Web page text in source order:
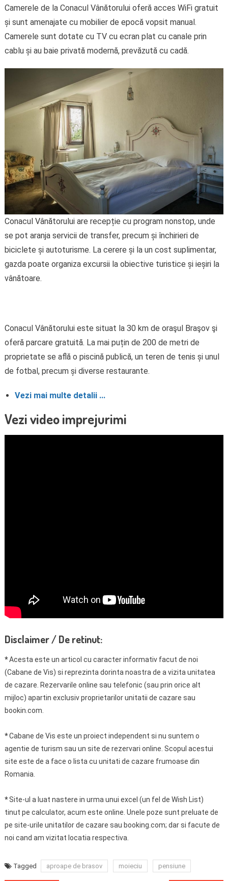
Camerele de la Conacul Vânătorului oferă acces WiFi gratuit
și sunt amenajate cu mobilier de epocă vopsit manual.
Camerele sunt dotate cu TV cu ecran plat cu canale prin
cablu și au baie privată modernă, prevăzută cu cadă.
Conacul Vânătorului are recepție cu program nonstop, unde
se pot aranja servicii de transfer, precum și închirieri de
biciclete și autoturisme. La cerere și la un cost suplimentar,
gazda poate organiza excursii la obiective turistice și ieșiri la
vânătoare.
Conacul Vânătorului este situat la 30 km de oraşul Braşov şi
oferă parcare gratuită. La mai puțin de 200 de metri de
proprietate se află o piscină publică, un teren de tenis și unul
de fotbal, precum și diverse restaurante.
Vezi mai multe detalii …
Vezi video imprejurimi
Disclaimer / De retinut:
*Acesta este un articol cu caracter informativ facut de noi
(Cabane de Vis) si reprezinta dorinta noastra de a vizita unitatea
de cazare. Rezervarile online sau telefonic (sau prin orice alt
mijloc) apartin exclusiv proprietarilor unitatii de cazare sau
bookin.com.
*Cabane de Vis este un proiect independent si nu suntem o
agentie de turism sau un site de rezervari online. Scopul acestui
site este de a face o lista cu unitati de cazare frumoase din
Romania.
*Site-ul a luat nastere in urma unui excel (un fel de Wish List)
tinut pe calculator, acum este online. Unele poze sunt preluate de
pe site-urile unitatilor de cazare sau booking.com; dar si facute de
noi cand am vizitat locatia respectiva.
Tagged aproape de brasov moieciu pensiune